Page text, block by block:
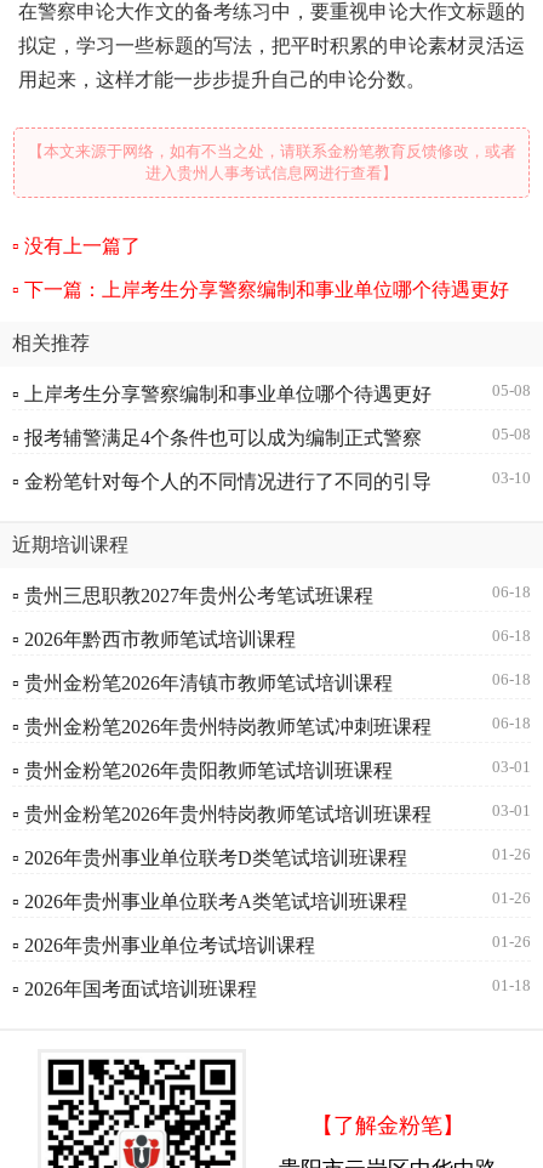
在警察申论大作文的备考练习中，要重视申论大作文标题的
拟定，学习一些标题的写法，把平时积累的申论素材灵活运
用起来，这样才能一步步提升自己的申论分数。
【本文来源于网络，如有不当之处，请联系金粉笔教育反馈修改，或者
进入贵州人事考试信息网进行查看】
没有上一篇了
下一篇：上岸考生分享警察编制和事业单位哪个待遇更好
相关推荐
▫ 上岸考生分享警察编制和事业单位哪个待遇更好 05-08
▫ 报考辅警满足4个条件也可以成为编制正式警察 05-08
▫ 金粉笔针对每个人的不同情况进行了不同的引导 03-10
近期培训课程
▫ 贵州三思职教2027年贵州公考笔试班课程 06-18
▫ 2026年黔西市教师笔试培训课程 06-18
▫ 贵州金粉笔2026年清镇市教师笔试培训课程 06-18
▫ 贵州金粉笔2026年贵州特岗教师笔试冲刺班课程 06-18
▫ 贵州金粉笔2026年贵阳教师笔试培训班课程 03-01
▫ 贵州金粉笔2026年贵州特岗教师笔试培训班课程 03-01
▫ 2026年贵州事业单位联考D类笔试培训班课程 01-26
▫ 2026年贵州事业单位联考A类笔试培训班课程 01-26
▫ 2026年贵州事业单位考试培训课程 01-26
▫ 2026年国考面试培训班课程 01-18
【了解金粉笔】